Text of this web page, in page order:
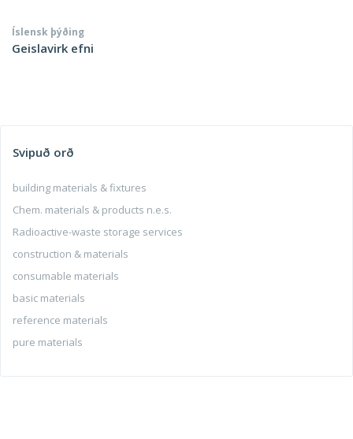
Íslensk þýðing
Geislavirk efni
Svipuð orð
building materials & fixtures
Chem. materials & products n.e.s.
Radioactive-waste storage services
construction & materials
consumable materials
basic materials
reference materials
pure materials